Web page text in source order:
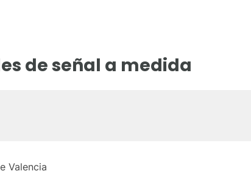
de señal a medida
Valencia